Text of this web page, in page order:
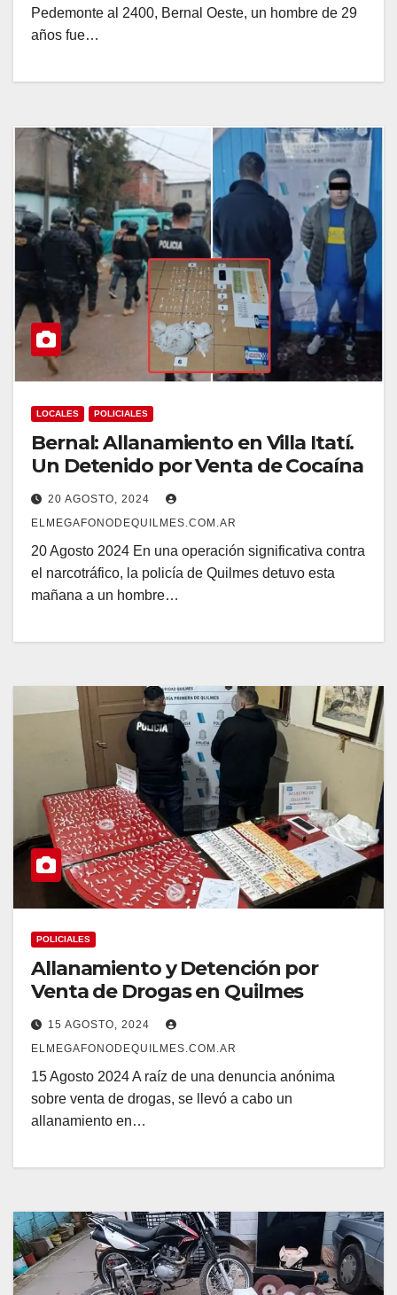
Pedemonte al 2400, Bernal Oeste, un hombre de 29
años fue…
LOCALES POLICIALES
Bernal: Allanamiento en Villa Itatí.
Un Detenido por Venta de Cocaína
20 AGOSTO, 2024
ELMEGAFONODEQUILMES.COM.AR
20 Agosto 2024 En una operación significativa contra
el narcotráfico, la policía de Quilmes detuvo esta
mañana a un hombre…
POLICIALES
Allanamiento y Detención por
Venta de Drogas en Quilmes
15 AGOSTO, 2024
ELMEGAFONODEQUILMES.COM.AR
15 Agosto 2024 A raíz de una denuncia anónima
sobre venta de drogas, se llevó a cabo un
allanamiento en…